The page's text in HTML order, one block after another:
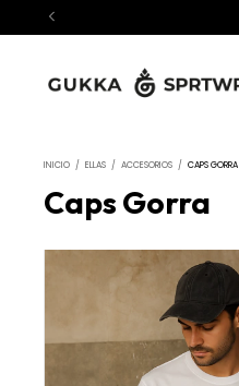
INICIO / ELLAS / ACCESORIOS / CAPS GORRA
Caps Gorra